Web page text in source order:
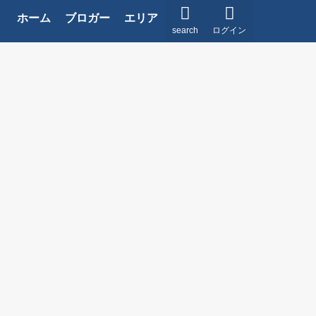
ログイン
search
ホーム ブロガー エリア